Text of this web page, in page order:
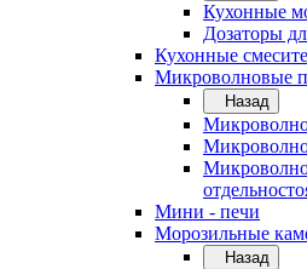
Кухонные
Дозаторы
Кухонные
Микроволновые
Назад
Мини - печи
Морозильные
Назад